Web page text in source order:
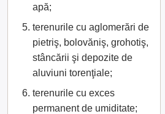
apă;
terenurile cu aglomerări de
pietriş, bolovăniş, grohotiş,
stâncării şi depozite de
aluviuni torenţiale;
terenurile cu exces
permanent de umiditate;